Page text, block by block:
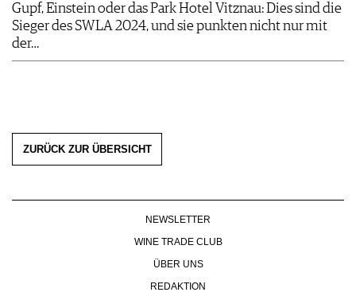
Gupf, Einstein oder das Park Hotel Vitznau: Dies sind die
Sieger des SWLA 2024, und sie punkten nicht nur mit
der…
ZURÜCK ZUR ÜBERSICHT
NEWSLETTER
WINE TRADE CLUB
ÜBER UNS
REDAKTION